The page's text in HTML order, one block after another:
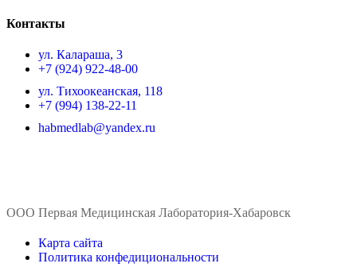
Контакты
ул. ​Калараша, 3
+7 (924) 922-48-00
ул. ​Тихоокеанская, 118
+7 (994) 138-22-11
habmedlab@yandex.ru
ООО Первая Медицинская Лаборатория-Хабаровск
Карта сайта
Политика конфедициональности